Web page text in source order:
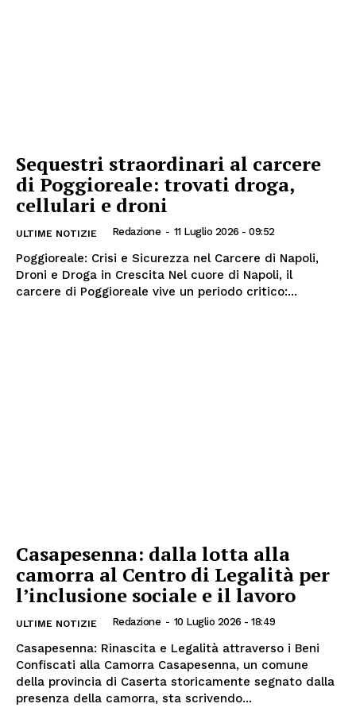
Sequestri straordinari al carcere
di Poggioreale: trovati droga,
cellulari e droni
ULTIME NOTIZIE Redazione - 11 Luglio 2026 - 09:52
Poggioreale: Crisi e Sicurezza nel Carcere di Napoli,
Droni e Droga in Crescita Nel cuore di Napoli, il
carcere di Poggioreale vive un periodo critico:...
Casapesenna: dalla lotta alla
camorra al Centro di Legalità per
l’inclusione sociale e il lavoro
ULTIME NOTIZIE Redazione - 10 Luglio 2026 - 18:49
Casapesenna: Rinascita e Legalità attraverso i Beni
Confiscati alla Camorra Casapesenna, un comune
della provincia di Caserta storicamente segnato dalla
presenza della camorra, sta scrivendo...